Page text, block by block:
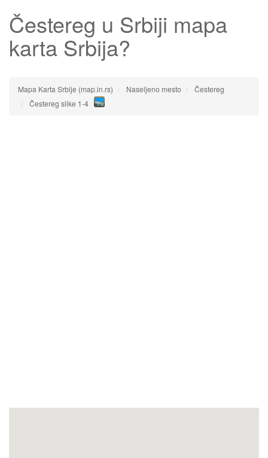
Čestereg u Srbiji mapa
karta Srbija?
Mapa Karta Srbije (map.in.rs) Naseljeno mesto
Čestereg
Čestereg slike 1-4